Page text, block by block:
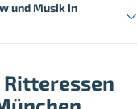
und Musik in